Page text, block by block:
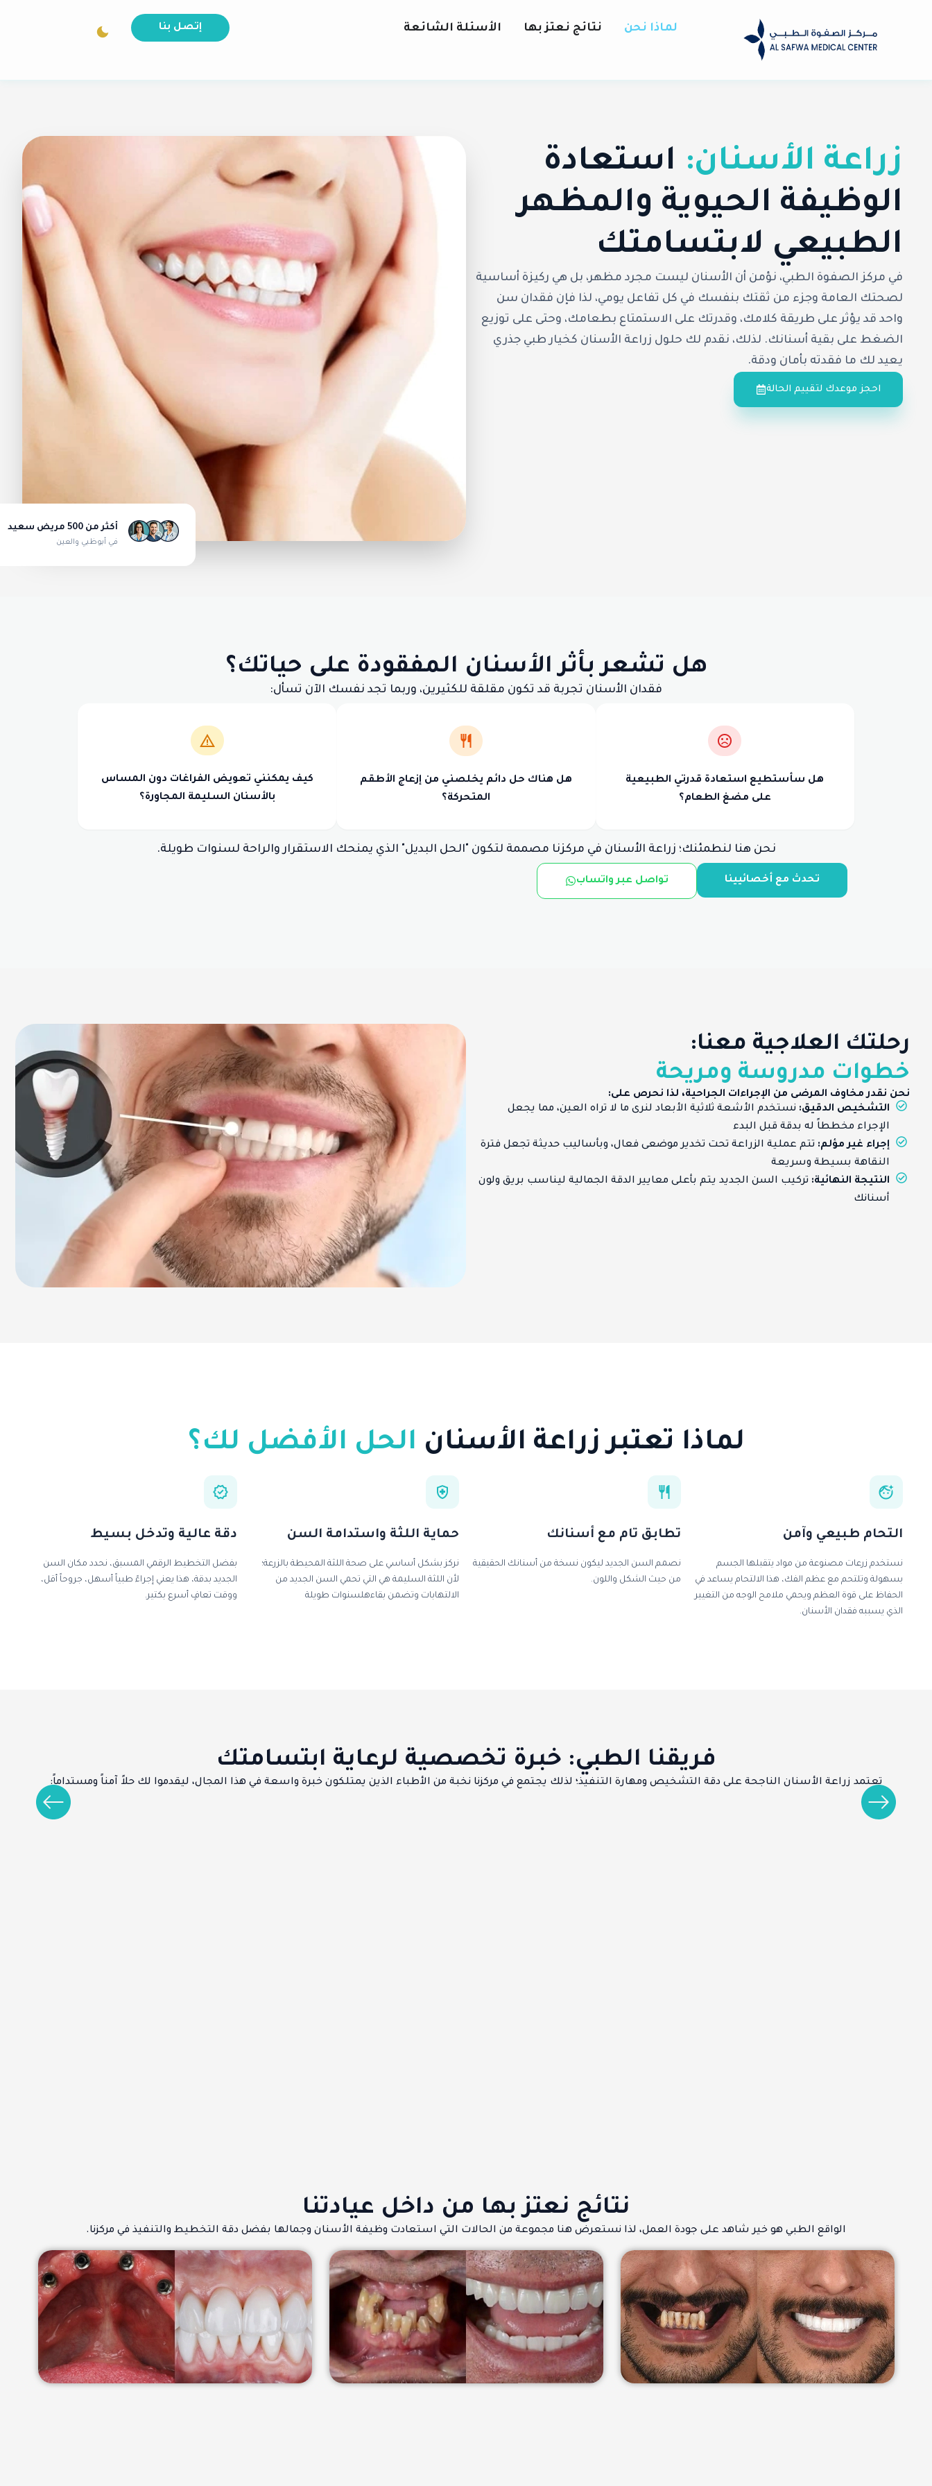
لماذا نحن نتائج نعتز بها الأسئلة الشائعة إتصل بنا
زراعة الأسنان: استعادة
الوظيفة الحيوية والمظهر
الطبيعي لابتسامتك
في مركز الصفوة الطبي، نؤمن أن الأسنان ليست مجرد مظهر، بل هي ركيزة أساسية
لصحتك العامة وجزء من ثقتك بنفسك في كل تفاعل يومي، لذا فإن فقدان سن
واحد قد يؤثر على طريقة كلامك، وقدرتك على الاستمتاع بطعامك، وحتى على توزيع
الضغط على بقية أسنانك. لذلك، نقدم لك حلول زراعة الأسنان كخيار طبي جذري
يعيد لك ما فقدته بأمان ودقة.
احجز موعدك لتقييم الحالة
أكثر من 500 مريض سعيد
في أبوظبي والعين
هل تشعر بأثر الأسنان المفقودة على حياتك؟
فقدان الأسنان تجربة قد تكون مقلقة للكثيرين، وربما تجد نفسك الآن تسأل:
هل سأستطيع استعادة قدرتي الطبيعية
على مضغ الطعام؟
هل هناك حل دائم يخلصني من إزعاج الأطقم
المتحركة؟
كيف يمكنني تعويض الفراغات دون المساس
بالأسنان السليمة المجاورة؟
نحن هنا لنطمئنك؛ زراعة الأسنان في مركزنا مصممة لتكون "الحل البديل" الذي يمنحك الاستقرار والراحة لسنوات طويلة.
تحدث مع أخصائيينا تواصل عبر واتساب
رحلتك العلاجية معنا:
خطوات مدروسة ومريحة
نحن نقدر مخاوف المرضى من الإجراءات الجراحية، لذا نحرص على:
التشخيص الدقيق: نستخدم الأشعة ثلاثية الأبعاد لنرى ما لا تراه العين، مما يجعل
الإجراء مخططاً له بدقة قبل البدء
إجراء غير مؤلم: تتم عملية الزراعة تحت تخدير موضعى فعال، وبأساليب حديثة تجعل فترة
النقاهة بسيطة وسريعة
النتيجة النهائية: تركيب السن الجديد يتم بأعلى معايير الدقة الجمالية ليناسب بريق ولون
أسنانك
لماذا تعتبر زراعة الأسنان الحل الأفضل لك؟
التحام طبيعي وآمن
نستخدم زرعات مصنوعة من مواد يتقبلها الجسم
بسهولة وتلتحم مع عظم الفك، هذا الالتحام يساعد في
الحفاظ على قوة العظم ويحمي ملامح الوجه من التغيير
الذي يسببه فقدان الأسنان.
تطابق تام مع أسنانك
نصمم السن الجديد ليكون نسخة من أسنانك الحقيقية
من حيث الشكل واللون.
حماية اللثة واستدامة السن
نركز بشكل أساسي على صحة اللثة المحيطة بالزرعة؛
لأن اللثة السليمة هي التي تحمي السن الجديد من
الالتهابات وتضمن بقاءهلسنوات طويلة
دقة عالية وتدخل بسيط
بفضل التخطيط الرقمي المسبق، نحدد مكان السن
الجديد بدقة، هذا يعني إجراءً طبياً أسهل، جروحاً أقل،
ووقت تعافٍ أسرع بكتير.
فريقنا الطبي: خبرة تخصصية لرعاية ابتسامتك
تعتمد زراعة الأسنان الناجحة على دقة التشخيص ومهارة التنفيذ؛ لذلك يجتمع في مركزنا نخبة من الأطباء الذين يمتلكون خبرة واسعة في هذا المجال، ليقدموا لك حلاً آمناً ومستداماً:
نتائج نعتز بها من داخل عيادتنا
الواقع الطبي هو خير شاهد على جودة العمل، لذا نستعرض هنا مجموعة من الحالات التي استعادت وظيفة الأسنان وجمالها بفضل دقة التخطيط والتنفيذ في مركزنا.